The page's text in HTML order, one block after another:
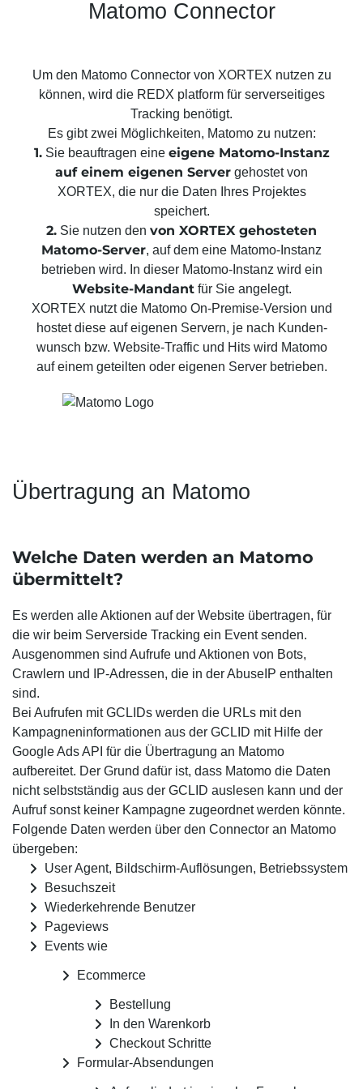
Suchmaschinen-Marketing
Hosting & BetriebMatomo Connector
Um den Matomo Connector von XORTEX nutzen zu
können, wird die REDX platform für serverseitiges
Tracking benötigt.
Es gibt zwei Möglichkeiten, Matomo zu nutzen:
1.Sie beauftragen eine eigene Matomo-Instanz
auf einem eigenen Server gehostet von
XORTEX, die nur die Daten Ihres Projektes
speichert.
2. Sie nutzen den von XORTEX gehosteten
Matomo-Server, auf dem eine Matomo-Instanz
betrieben wird. In dieser Matomo-Instanz wird ein
Website-Mandantfür Sie angelegt.
XORTEX nutzt die Matomo On-Premise-Version und
hostet diese auf eigenen Servern, je nach Kunden­
wunsch bzw. Website-Traffic und Hits wird Matomo
auf einem geteilten oder eigenen Server betrieben.
Übertragung an Matomo
Welche Daten werden an Matomo
übermittelt?
Es werden alle Aktionen auf der Website übertragen, für
die wir beim Serverside Tracking ein Event senden.
Ausgenommen sind Aufrufe und Aktionen von Bots,
Crawlern und IP-Adressen, die in der AbuseIP enthalten
sind.
Bei Aufrufen mit GCLIDs werden die URLs mit den
Kampagnen­informationen aus der GCLID mit Hilfe der
Google Ads API für die Übertragung an Matomo
aufbereitet. Der Grund dafür ist, dass Matomo die Daten
nicht selbstständig aus der GCLID auslesen kann und der
Aufruf sonst keiner Kampagne zugeordnet werden könnte.
Folgende Daten werden über den Connector an Matomo
übergeben:
User Agent, Bildschirm-Auflösungen, Betriebssystem
Besuchszeit
Wiederkehrende Benutzer
Pageviews
Events wie
Ecommerce
Bestellung
In den Warenkorb
Checkout Schritte
Formular-Absendungen